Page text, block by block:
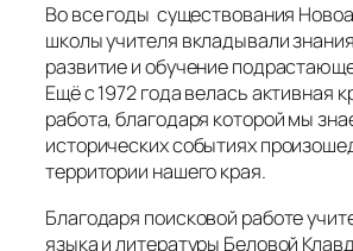
Во все годы существования
школы учителя вкладывали
развитие и обучение
Ещё с 1972 года велась активная
работа, благодаря которой мы
исторических событиях
территории нашего края.
Благодаря поисковой работе
языка и литературы Беловой